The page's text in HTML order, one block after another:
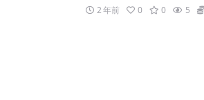
2 年前 0 0 5